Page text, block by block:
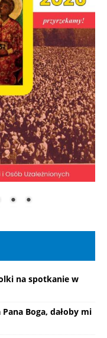
na spotkanie w
Boga, dałoby mi